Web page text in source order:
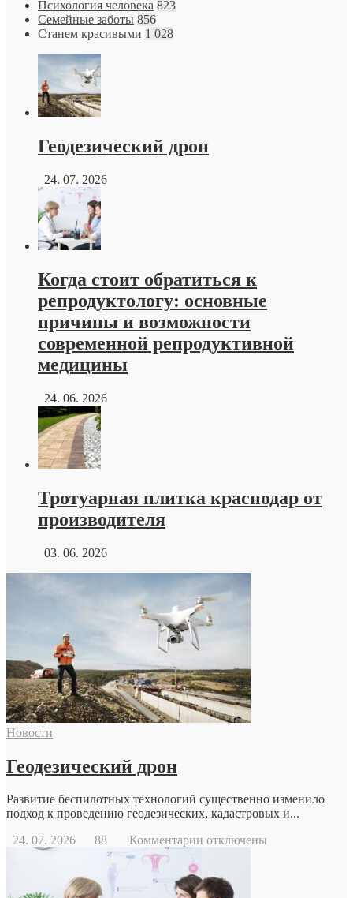
Психология человека 823
Семейные заботы 856
Станем красивыми 1 028
Геодезический дрон
24. 07. 2026
Когда стоит обратиться к
репродуктологу: основные
причины и возможности
современной репродуктивной
медицины
24. 06. 2026
Тротуарная плитка краснодар от
производителя
03. 06. 2026
Новости
Геодезический дрон
Развитие беспилотных технологий существенно изменило
подход к проведению геодезических, кадастровых и...
24. 07. 2026
88 Комментарии к
дрон
отключены